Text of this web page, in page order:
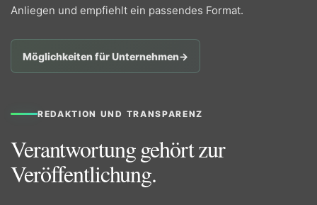
Anliegen und empfiehlt ein passendes Format.
Möglichkeiten für Unternehmen→
REDAKTION UND TRANSPARENZ
Verantwortung gehört zur
Veröffentlichung.